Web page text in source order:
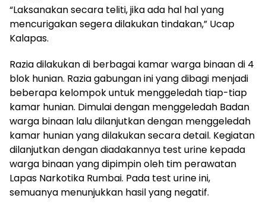
“Laksanakan secara teliti, jika ada hal hal yang
mencurigakan segera dilakukan tindakan,” Ucap
Kalapas.
Razia dilakukan di berbagai kamar warga binaan di 4
blok hunian. Razia gabungan ini yang dibagi menjadi
beberapa kelompok untuk menggeledah tiap-tiap
kamar hunian. Dimulai dengan menggeledah Badan
warga binaan lalu dilanjutkan dengan menggeledah
kamar hunian yang dilakukan secara detail. Kegiatan
dilanjutkan dengan diadakannya test urine kepada
warga binaan yang dipimpin oleh tim perawatan
Lapas Narkotika Rumbai. Pada test urine ini,
semuanya menunjukkan hasil yang negatif.